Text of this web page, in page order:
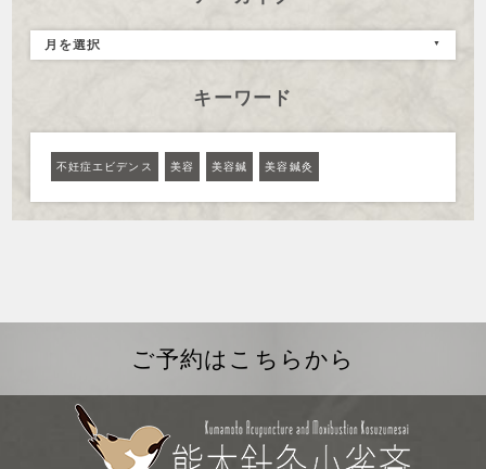
月を選択
キーワード
不妊症エビデンス 美容 美容鍼 美容鍼灸
ご予約はこちらから